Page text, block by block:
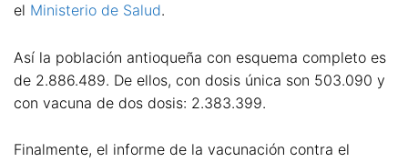
el Ministerio de Salud.
Así la población antioqueña con esquema completo es
de 2.886.489. De ellos, con dosis única son 503.090 y
con vacuna de dos dosis: 2.383.399.
Finalmente, el informe de la vacunación contra el